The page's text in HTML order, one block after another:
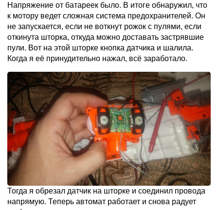
Напряжение от батареек было. В итоге обнаружил, что
к мотору ведет сложная система предохранителей. Он
не запускается, если не воткнут рожок с пулями, если
откинута шторка, откуда можно доставать застрявшие
пули. Вот на этой шторке кнопка датчика и шалила.
Когда я её принудительно нажал, всё заработало.
Тогда я обрезал датчик на шторке и соединил провода
напрямую. Теперь автомат работает и снова радует